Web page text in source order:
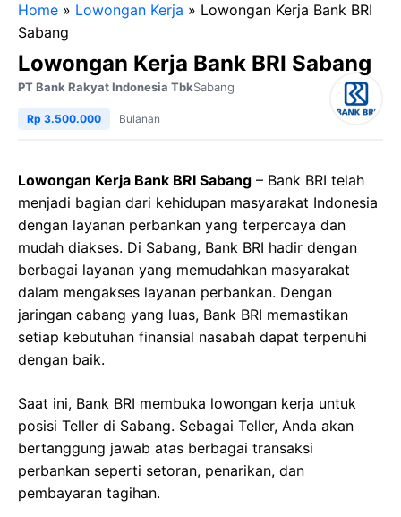
Home » Lowongan Kerja » Lowongan Kerja Bank BRI
Sabang
Lowongan Kerja Bank BRI Sabang
PT Bank Rakyat Indonesia TbkSabang
Rp 3.500.000 Bulanan
Lowongan Kerja Bank BRI Sabang – Bank BRI telah
menjadi bagian dari kehidupan masyarakat Indonesia
dengan layanan perbankan yang terpercaya dan
mudah diakses. Di Sabang, Bank BRI hadir dengan
berbagai layanan yang memudahkan masyarakat
dalam mengakses layanan perbankan. Dengan
jaringan cabang yang luas, Bank BRI memastikan
setiap kebutuhan finansial nasabah dapat terpenuhi
dengan baik.
Saat ini, Bank BRI membuka lowongan kerja untuk
posisi Teller di Sabang. Sebagai Teller, Anda akan
bertanggung jawab atas berbagai transaksi
perbankan seperti setoran, penarikan, dan
pembayaran tagihan.